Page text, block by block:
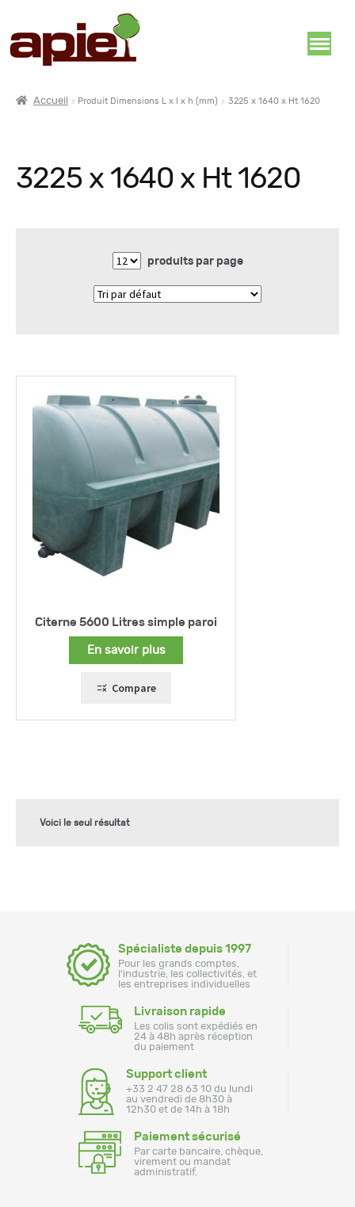
Accueil Produit Dimensions L x l x h (mm) 3225 x 1640 x Ht 1620
3225 x 1640 x Ht 1620
produits par page
Citerne 5600 Litres simple paroi
En savoir plus
Compare
Voici le seul résultat
Spécialiste depuis 1997
Pour les grands comptes,
l'industrie, les collectivités, et
les entreprises individuelles
Livraison rapide
Les colis sont expédiés en
24 à 48h après réception
du paiement
Support client
+33 2 47 28 63 10 du lundi
au vendredi de 8h30 à
12h30 et de 14h à 18h
Paiement sécurisé
Par carte bancaire, chèque,
virement ou mandat
administratif.